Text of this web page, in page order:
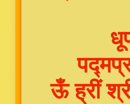
ऊँ ह्रीं